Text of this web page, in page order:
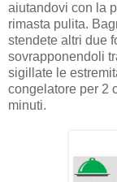
aiutandovi con la
rimasta pulita.
stendete altri due
sovrapponendoli
sigillate le
congelatore per 2
minuti.